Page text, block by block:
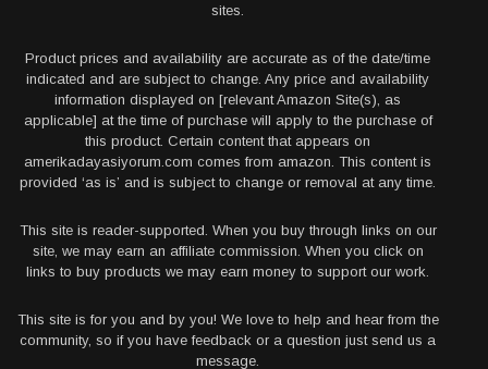
sites.
Product prices and availability are accurate as of the date/time
indicated and are subject to change. Any price and availability
information displayed on [relevant Amazon Site(s), as
applicable] at the time of purchase will apply to the purchase of
this product. Certain content that appears on
amerikadayasiyorum.com comes from amazon. This content is
provided ‘as is’ and is subject to change or removal at any time.
This site is reader-supported. When you buy through links on our
site, we may earn an affiliate commission. When you click on
links to buy products we may earn money to support our work.
This site is for you and by you! We love to help and hear from the
community, so if you have feedback or a question just send us a
message.